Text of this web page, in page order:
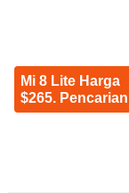
Mi 8 Lite Harga
$265. Pencarian